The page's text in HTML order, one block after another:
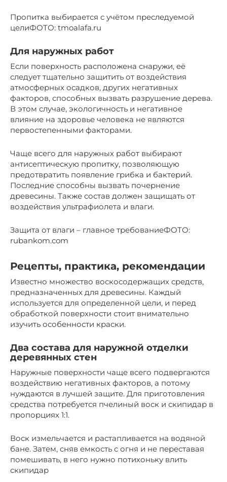
Пропитка выбирается с учётом преследуемой
целиФОТО: tmoalafa.ru
Для наружных работ
Если поверхность расположена снаружи, её
следует тщательно защитить от воздействия
атмосферных осадков, других негативных
факторов, способных вызвать разрушение дерева.
В этом случае, экологичность и негативное
влияние на здоровье человека не являются
первостепенными факторами.
Чаще всего для наружных работ выбирают
антисептическую пропитку, позволяющую
предотвратить появление грибка и бактерий.
Последние способны вызвать почернение
древесины. Также состав должен защищать от
воздействия ультрафиолета и влаги.
Защита от влаги – главное требованиеФОТО:
rubankom.com
Рецепты, практика, рекомендации
Известно множество воскосодержащих средств,
предназначенных для древесины. Каждый
используется для определенной цели, и перед
обработкой поверхности стоит внимательно
изучить особенности краски.
Два состава для наружной отделки
деревянных стен
Наружные поверхности чаще всего подвергаются
воздействию негативных факторов, а потому
нуждаются в лучшей защите. Для приготовления
средства потребуется пчелиный воск и скипидар в
пропорциях 1:1.
Воск измельчается и растапливается на водяной
бане. Затем, сняв емкость с огня и не переставая
помешивать, в него нужно потихоньку влить
скипидар